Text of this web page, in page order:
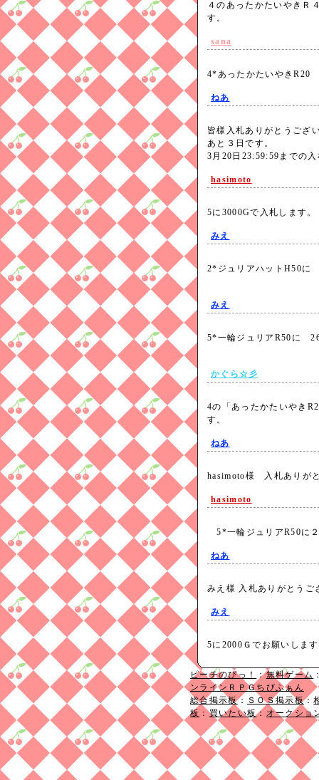
４のあったかたいやきＲ
す。
sana
4*あったかたいやき
ねあ
皆様入札ありがとうござ
あと３日です。
3月20日23:59:59までの
hasimoto
5に3000Gで入札します
みえ
2*ジュリアハットH50に
みえ
5*一輪ジュリアR50に
かぐら☆彡
4の「あったかたいやき
す。
ねあ
hasimoto様 入札ありが
hasimoto
5*一輪ジュリアR50に
ねあ
みえ様 入札ありがとう
みえ
5に2000Ｇでお願いし
ピーチのぴっ！ ：無料ゲーム
ンラインＲＰＧちびふぁん
総合掲示板： ＳＯＳ掲示板：
板 ：買いたい板： オークショ